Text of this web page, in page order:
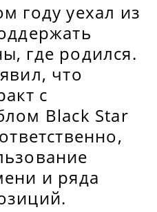
году уехал из
где родился.
что
с
Black Star
и ряда